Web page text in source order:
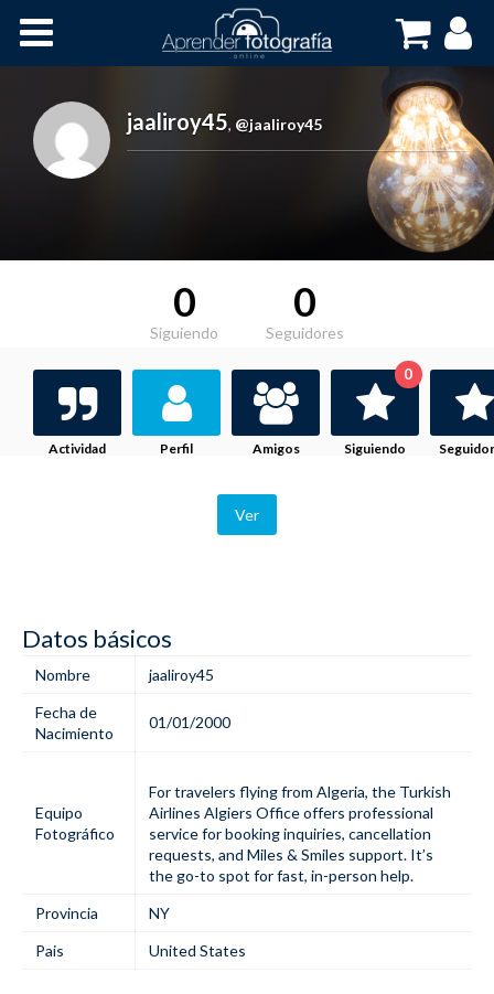
Cursos OnLine
jaaliroy45, @jaaliroy45
0
Siguiendo
0
Seguidores
Actividad Perfil Amigos Siguiendo
0
Ver
Datos básicos
Nombre
jaaliroy45
Fecha de
Nacimiento
01/01/2000
Equipo
Fotográfico
For travelers flying from Algeria, the Turkish
Airlines Algiers Officeoffers professional
service for booking inquiries, cancellation
requests, and Miles & Smiles support. It’s
the go-to spot for fast, in-person help.
Provincia
NY
Pais
United States